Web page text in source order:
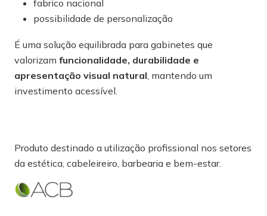
fabrico nacional
possibilidade de personalização
É uma solução equilibrada para gabinetes que
valorizam funcionalidade, durabilidade e
apresentação visual natural , mantendo um
investimento acessível.
Produto destinado a utilização profissional nos setores
da estética, cabeleireiro, barbearia e bem-estar.